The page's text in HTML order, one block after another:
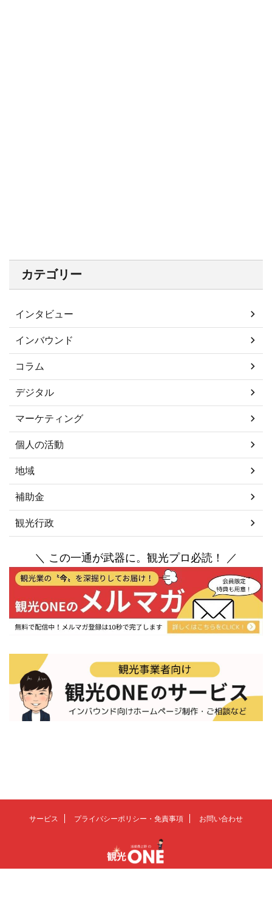
カテゴリー
インタビュー
インバウンド
コラム
デジタル
マーケティング
個人の活動
地域
補助金
観光行政
＼ この一通が武器に。観光プロ必読！ ／
サービス プライバシーポリシー・免責事項 お問い合わせ